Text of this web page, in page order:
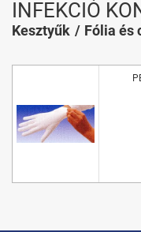
INFEKCIÓ
Kesztyűk Fólia és